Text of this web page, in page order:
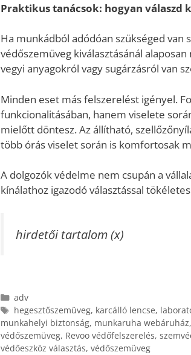
Praktikus tanácsok: hogyan válaszd
Ha munkádból adódóan szükséged
védőszemüveg kiválasztásánál
vegyi anyagokról vagy sugárzásról van
Minden eset más felszerelést igényel.
funkcionalitásában, hanem viselete
mielőtt döntesz. Az állítható,
több órás viselet során is komfortosak
A dolgozók védelme nem csupán a
kínálathoz igazodó választással
hirdetői tartalom (x)
Kategória
adv
Címkék
hegesztőszemüveg, karcálló lencse,
munkahelyi biztonság, munkaruha webáruház,
védőszemüveg, Revoo védőfelszerelés,
védőeszköz választás, védőszemüveg